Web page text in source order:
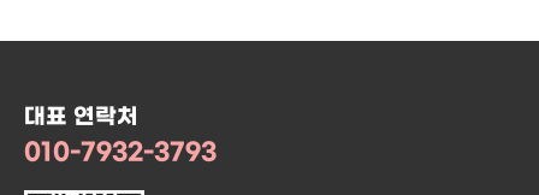
약관을 변경할 수 있습니다.
제4조 (제공 서비스)
3. 개인정보의 보유 및 이용 기간
회사는 개인정보의 수집 및 이용 목적이 달성된 후에는
대표 연락처
010-7932-3793